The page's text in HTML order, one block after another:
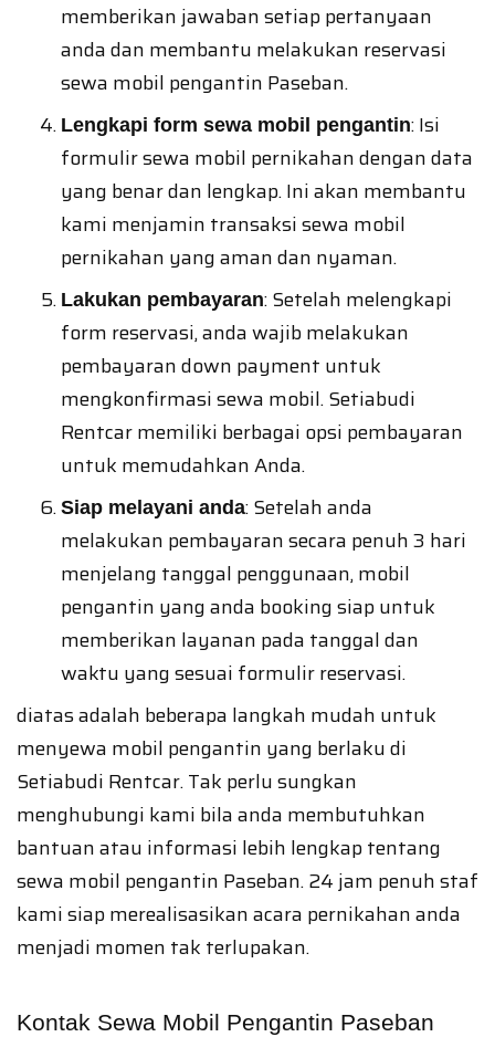
memberikan jawaban setiap pertanyaan
anda dan membantu melakukan reservasi
sewa mobil pengantin Paseban.
Lengkapi form sewa mobil pengantin: Isi
formulir sewa mobil pernikahan dengan data
yang benar dan lengkap. Ini akan membantu
kami menjamin transaksi sewa mobil
pernikahan yang aman dan nyaman.
Lakukan pembayaran: Setelah melengkapi
form reservasi, anda wajib melakukan
pembayaran down payment untuk
mengkonfirmasi sewa mobil. Setiabudi
Rentcar memiliki berbagai opsi pembayaran
untuk memudahkan Anda.
Siap melayani anda: Setelah anda
melakukan pembayaran secara penuh 3 hari
menjelang tanggal penggunaan, mobil
pengantin yang anda booking siap untuk
memberikan layanan pada tanggal dan
waktu yang sesuai formulir reservasi.
diatas adalah beberapa langkah mudah untuk
menyewa mobil pengantin yang berlaku di
Setiabudi Rentcar. Tak perlu sungkan
menghubungi kami bila anda membutuhkan
bantuan atau informasi lebih lengkap tentang
sewa mobil pengantin Paseban. 24 jam penuh staf
kami siap merealisasikan acara pernikahan anda
menjadi momen tak terlupakan.
Kontak Sewa Mobil Pengantin Paseban